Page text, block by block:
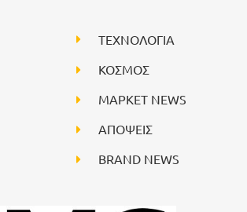
ΤΕΧΝΟΛΟΓΙΑ
ΚΟΣΜΟΣ
ΜΑΡΚΕΤ NEWS
ΑΠΟΨΕΙΣ
BRAND NEWS